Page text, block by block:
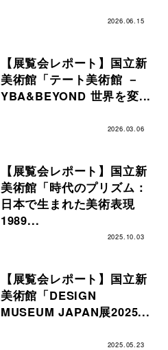
2026.06.15
【展覧会レポート】国立新
美術館「テート美術館 －
YBA&BEYOND 世界を変...
2026.03.06
【展覧会レポート】国立新
美術館「時代のプリズム：
日本で生まれた美術表現
1989...
2025.10.03
【展覧会レポート】国立新
美術館「DESIGN
MUSEUM JAPAN展2025...
2025.05.23